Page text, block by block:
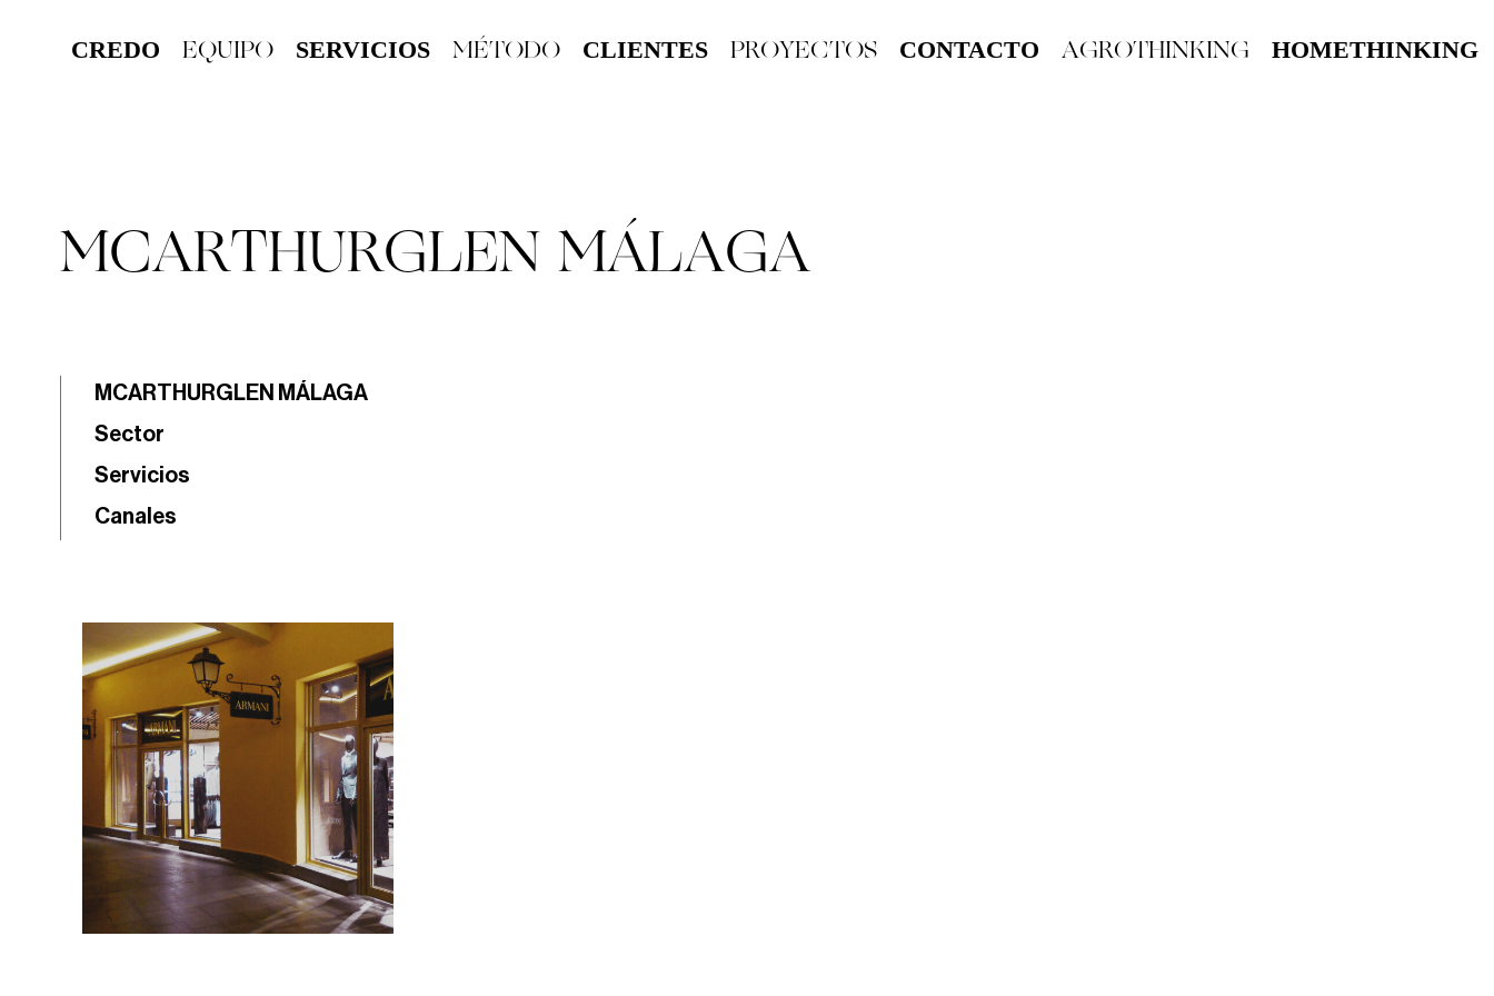
CREDO EQUIPO SERVICIOS MÉTODO CLIENTES PROYECTOS CONTACTO AGROTHINKING HOMETHINKING
MCARTHURGLEN MÁLAGA
MCARTHURGLEN MÁLAGA
Sector
Servicios
Canales